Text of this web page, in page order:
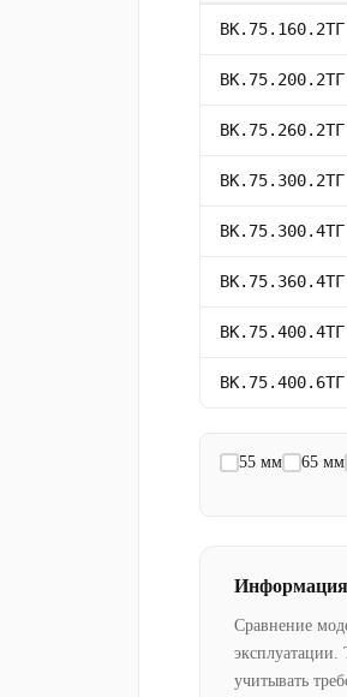
ВК.75.160.2ТГ
ВК.75.200.2ТГ
ВК.75.260.2ТГ
ВК.75.300.2ТГ
ВК.75.300.4ТГ
ВК.75.360.4ТГ
ВК.75.400.4ТГ
ВК.75.400.6ТГ
55 мм 65 мм
Сравнение
эксплуатации.
учитывать